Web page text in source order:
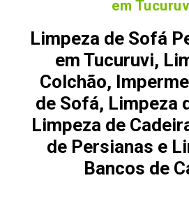
em
Limpeza de Sofá
em Tucuruvi,
Colchão,
de Sofá, Limpeza
Limpeza de
de Persianas e
Bancos de